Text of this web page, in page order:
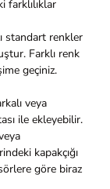
farklılıklar
standart renkler
Farklı renk
geçiniz.
veya
ile ekleyebilir.
kapakçığı
göre biraz